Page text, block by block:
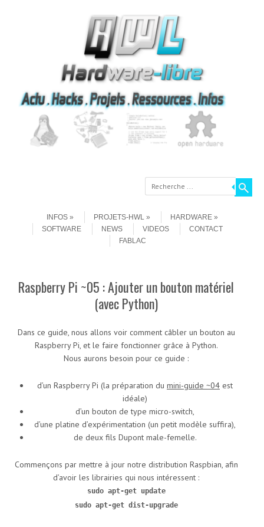
Recherche
INFOS
PROJETS-HWL
HARDWARE
SOFTWARE
NEWS VIDEOS
CONTACT
FABLAC
Raspberry Pi ~05 : Ajouter un bouton matériel
(avec Python)
Dans ce guide, nous allons voir comment câbler un bouton au
Raspberry Pi, et le faire fonctionner grâce à Python.
Nous aurons besoin pour ce guide :
d’un Raspberry Pi (la préparation du mini-guide ~04 est
idéale)
d’un bouton de type micro-switch,
d’une platine d’expérimentation (un petit modèle suffira),
de deux fils Dupont male-femelle.
Commençons par mettre à jour notre distribution Raspbian, afin
d’avoir les librairies qui nous intéressent :
sudo apt-get update
sudo apt-get dist-upgrade